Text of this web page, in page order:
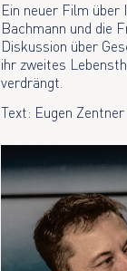
Ein neuer Film über
Bachmann und die
Diskussion über
ihr zweites
verdrängt.
Text: Eugen Zentner